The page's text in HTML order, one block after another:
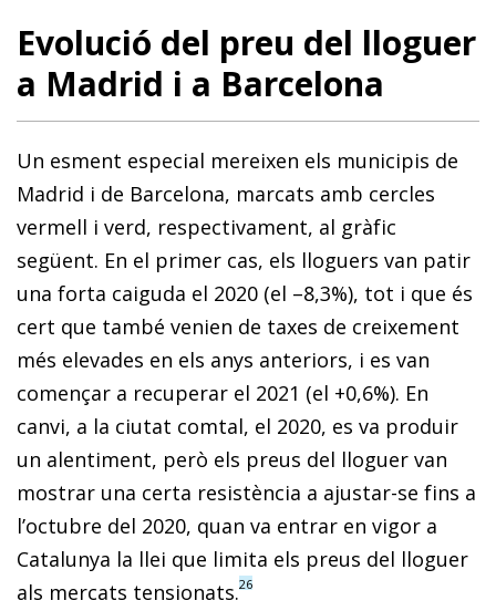
Evolució del preu del lloguer
a Madrid i a Barcelona
Un esment especial mereixen els municipis de
Madrid i de Barcelona, marcats amb cercles
vermell i verd, respectivament, al gràfic
següent. En el primer cas, els lloguers van patir
una forta caiguda el 2020 (el –8,3%), tot i que és
cert que també venien de taxes de creixement
més elevades en els anys anteriors, i es van
començar a recuperar el 2021 (el +0,6%). En
canvi, a la ciutat comtal, el 2020, es va produir
un alentiment, però els preus del lloguer van
mostrar una certa resistència a ajustar-se fins a
l’octubre del 2020, quan va entrar en vigor a
Catalunya la llei que limita els preus del lloguer
als mercats tensionats.26